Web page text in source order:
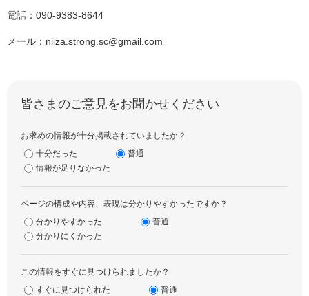
電話：090-9383-8644
メール：niiza.strong.sc@gmail.com
皆さまのご意見をお聞かせください
お求めの情報が十分掲載されていましたか？
十分だった
普通
情報が足りなかった
ページの構成や内容、表現は分かりやすかったですか？
分かりやすかった
普通
分かりにくかった
この情報をすぐに見つけられましたか？
すぐに見つけられた
普通